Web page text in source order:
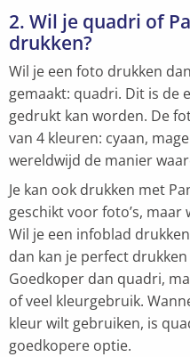
2. Wil je quadri of
drukken?
Wil je een foto drukken
gemaakt: quadri. Dit is de
gedrukt kan worden. De
van 4 kleuren: cyaan,
wereldwijd de manier
Je kan ook drukken met
geschikt voor foto’s,
Wil je een infoblad
dan kan je perfect
Goedkoper dan quadri,
of veel kleurgebruik.
kleur wilt gebruiken, is
goedkopere optie.